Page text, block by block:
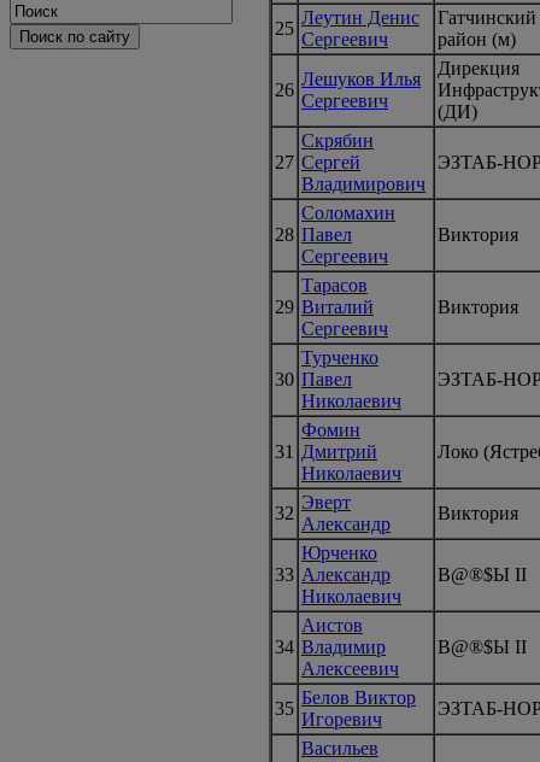
25
Леутин Денис
Сергеевич
Гатчинский
район (м)
26
Лешуков Илья
Сергеевич
Дирекция
(ДИ)
27
Скрябин
Сергей
Владимирович
ЭЗТАБ-
28
Соломахин
Павел
Сергеевич
Виктория
29
Тарасов
Виталий
Сергеевич
Виктория
30
Турченко
Павел
Николаевич
ЭЗТАБ-
31
Фомин
Дмитрий
Николаевич
Локо
32
Эверт
Александр
Виктория
33
Юрченко
Александр
Николаевич
B@®$Ы II
34
Аистов
Владимир
Алексеевич
B@®$Ы II
35
Белов Виктор
Игоревич
ЭЗТАБ-
Васильев